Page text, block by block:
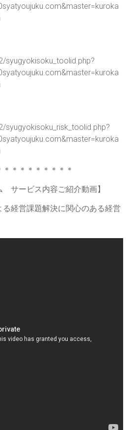
syugyokisoku_toolid.php?
syugyokisoku_risk_toolid.php?
＊＊＊＊＊＊＊＊
サービス内容ご紹介動画】
経営課題解決に関心のある経営